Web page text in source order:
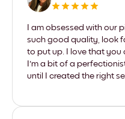
I am obsessed with our
such good quality, look
to put up. I love that you
I'm a bit of a
until I created the right